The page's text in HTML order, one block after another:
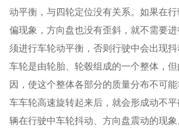
动平衡，与四轮定位没有关系。如果在
偏现象，方向盘也没有歪斜，就不需要
须进行车轮动平衡，否则行驶中会出现
车轮是由轮胎、轮毂组成的一个整体，
因，使这个整体各部分的质量分布不可
车车轮高速旋转起来后，就会形成动不
辆在行驶中车轮抖动、方向盘震动的现象